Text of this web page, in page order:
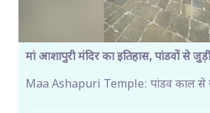
मां आशापुरी मंदिर का इतिहास, पांडवों से
Maa Ashapuri Temple: पांडव काल से